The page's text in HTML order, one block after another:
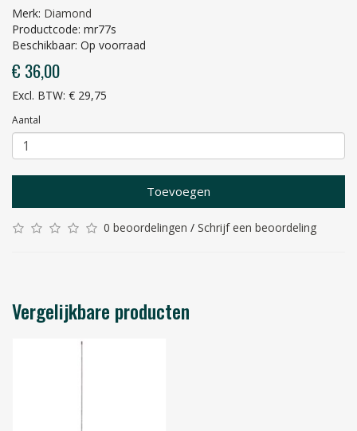
Merk: Diamond
Productcode: mr77s
Beschikbaar: Op voorraad
€ 36,00
Excl. BTW: € 29,75
Aantal
Toevoegen
0 beoordelingen / Schrijf een beoordeling
Vergelijkbare producten